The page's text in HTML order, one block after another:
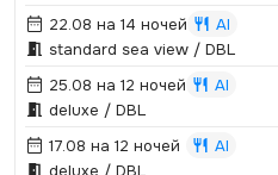
22.08 на 14 ночей
AI
standard sea view / DBL
25.08 на 12 ночей
AI
deluxe / DBL
17.08 на 12 ночей
AI
deluxe / DBL